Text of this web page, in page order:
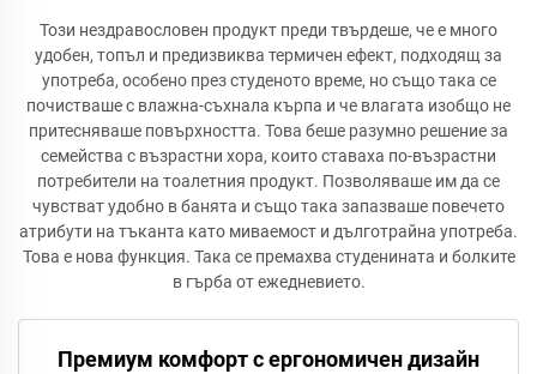
Този нездравословен продукт преди твърдеше, че е много
удобен, топъл и предизвиква термичен ефект, подходящ за
употреба, особено през студеното време, но също така се
почистваше с влажна-съхнала кърпа и че влагата изобщо не
притесняваше повърхността. Това беше разумно решение за
семейства с възрастни хора, които ставаха по-възрастни
потребители на тоалетния продукт. Позволяваше им да се
чувстват удобно в банята и също така запазваше повечето
атрибути на тъканта като миваемост и дълготрайна употреба.
Това е нова функция. Така се премахва студенината и болките
в гърба от ежедневието.
Премиум комфорт с ергономичен дизайн